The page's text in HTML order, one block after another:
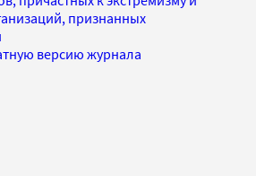
признанных
версию журнала